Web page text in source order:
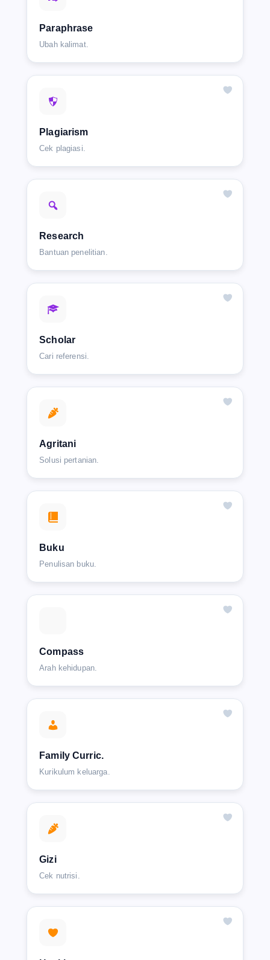
Paraphrase
Ubah kalimat.
Plagiarism
Cek plagiasi.
Research
Bantuan penelitian.
Scholar
Cari referensi.
Agritani
Solusi pertanian.
Buku
Penulisan buku.
Compass
Arah kehidupan.
Family Curric.
Kurikulum keluarga.
Gizi
Cek nutrisi.